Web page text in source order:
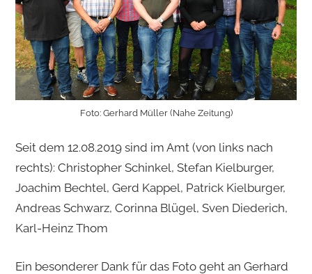
Foto: Gerhard Müller (Nahe Zeitung)
Seit dem 12.08.2019 sind im Amt (von links nach
rechts): Christopher Schinkel, Stefan Kielburger,
Joachim Bechtel, Gerd Kappel, Patrick Kielburger,
Andreas Schwarz, Corinna Blügel, Sven Diederich,
Karl-Heinz Thom
Ein besonderer Dank für das Foto geht an Gerhard